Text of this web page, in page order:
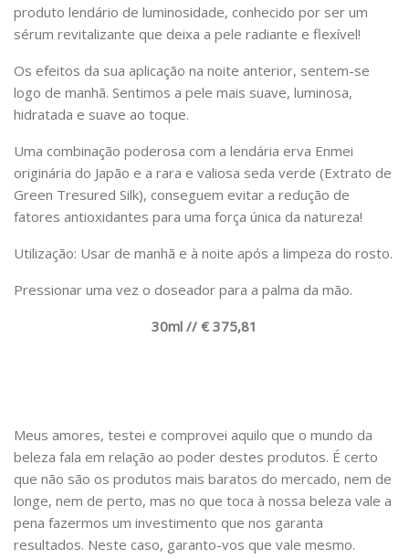
produto lendário de luminosidade, conhecido por ser um
sérum revitalizante que deixa a pele radiante e flexível!
Os efeitos da sua aplicação na noite anterior, sentem-se
logo de manhã. Sentimos a pele mais suave, luminosa,
hidratada e suave ao toque.
Uma combinação poderosa com a lendária erva Enmei
originária do Japão e a rara e valiosa seda verde (Extrato de
Green Tresured Silk), conseguem evitar a redução de
fatores antioxidantes para uma força única da natureza!
Utilização: Usar de manhã e à noite após a limpeza do rosto.
Pressionar uma vez o doseador para a palma da mão.
30ml // € 375,81
Meus amores, testei e comprovei aquilo que o mundo da
beleza fala em relação ao poder destes produtos. É certo
que não são os produtos mais baratos do mercado, nem de
longe, nem de perto, mas no que toca à nossa beleza vale a
pena fazermos um investimento que nos garanta
resultados. Neste caso, garanto-vos que vale mesmo.